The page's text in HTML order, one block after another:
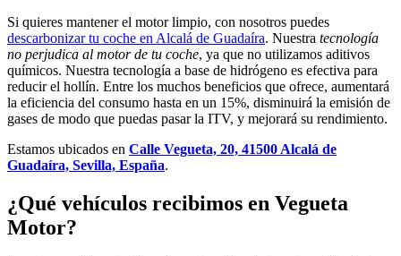
Si quieres mantener el motor limpio, con nosotros puedes
descarbonizar tu coche en Alcalá de Guadaíra. Nuestra tecnología
no perjudica al motor de tu coche, ya que no utilizamos aditivos
químicos. Nuestra tecnología a base de hidrógeno es efectiva para
reducir el hollín. Entre los muchos beneficios que ofrece, aumentará
la eficiencia del consumo hasta en un 15%, disminuirá la emisión de
gases de modo que puedas pasar la ITV, y mejorará su rendimiento.
Estamos ubicados en Calle Vegueta, 20, 41500 Alcalá de
Guadaíra, Sevilla, España.
¿Qué vehículos recibimos en Vegueta
Motor?